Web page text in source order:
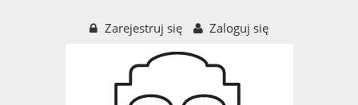
Zarejestruj się Zaloguj się